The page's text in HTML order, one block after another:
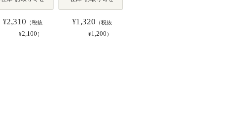
¥2,310 （税抜
¥2,100 ）
¥1,320 （税抜
¥1,200 ）